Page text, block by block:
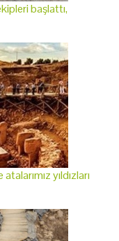
başlattı,
yıldızları